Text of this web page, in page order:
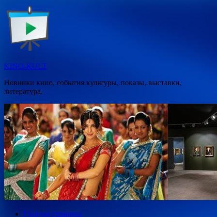
Перейти
к
содержимому
KINO-KULT
Новинки кино, события культуры, показы, выставки,
литература.
Главная страница